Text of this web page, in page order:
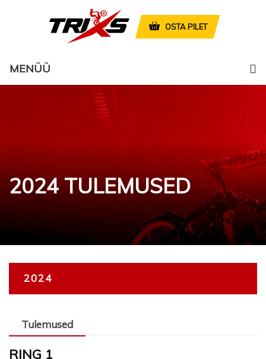
OSTA PILET
MENÜÜ
2024 TULEMUSED
2024
Tulemused
RING 1